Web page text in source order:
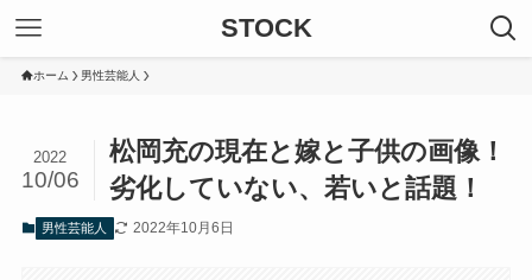
STOCK
ホーム 男性芸能人
松岡充の現在と嫁と子供の画像！
劣化していない、若いと話題！
2022
10/06
男性芸能人 2022年10月6日